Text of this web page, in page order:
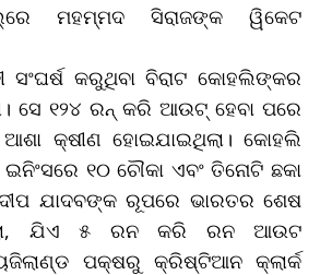
ମହମ୍ମଦ ସିରାଜଙ୍କ ୱିକେଟ
ସଂଘର୍ଷ କରୁଥିବା ବିରାଟ କୋହଲିଙ୍କର
ସେ ୧୨୪ ରନ୍ କରି ଆଉଟ୍ ହେବା ପରେ
କ୍ଷୀଣ ହୋଇଯାଇଥିଲା। କୋହଲି
୧୦ ଚୌକା ଏବଂ ତିନୋଟି ଛକା
ଯାଦବଙ୍କ ରୂପରେ ଭାରତର ଶେଷ
, ଯିଏ ୫ ରନ କରି ରନ ଆଉଟ
ପକ୍ଷରୁ କ୍ରିଷ୍ଟିଆନ କ୍ଲାର୍କ